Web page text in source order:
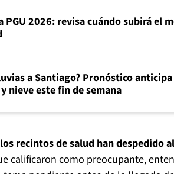
PGU 2026: revisa cuándo subirá el
a Santiago? Pronóstico anticipa
nieve este fin de semana
los recintos de salud han despedido al
calificaron como preocupante,